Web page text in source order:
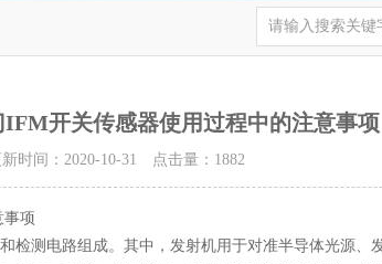
开关传感器使用过程中的注意事项
新时间：2020-10-31 点击量： 1882
项
测电路组成。其中，发射机用于对准半导体光源、